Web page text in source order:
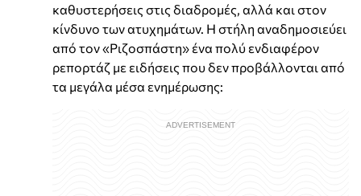
καθυστερήσεις στις διαδρομές, αλλά και στον
κίνδυνο των ατυχημάτων. Η στήλη αναδημοσιεύει
από τον «Ριζοσπάστη» ένα πολύ ενδιαφέρον
ρεπορτάζ με ειδήσεις που δεν προβάλλονται από
τα μεγάλα μέσα ενημέρωσης: